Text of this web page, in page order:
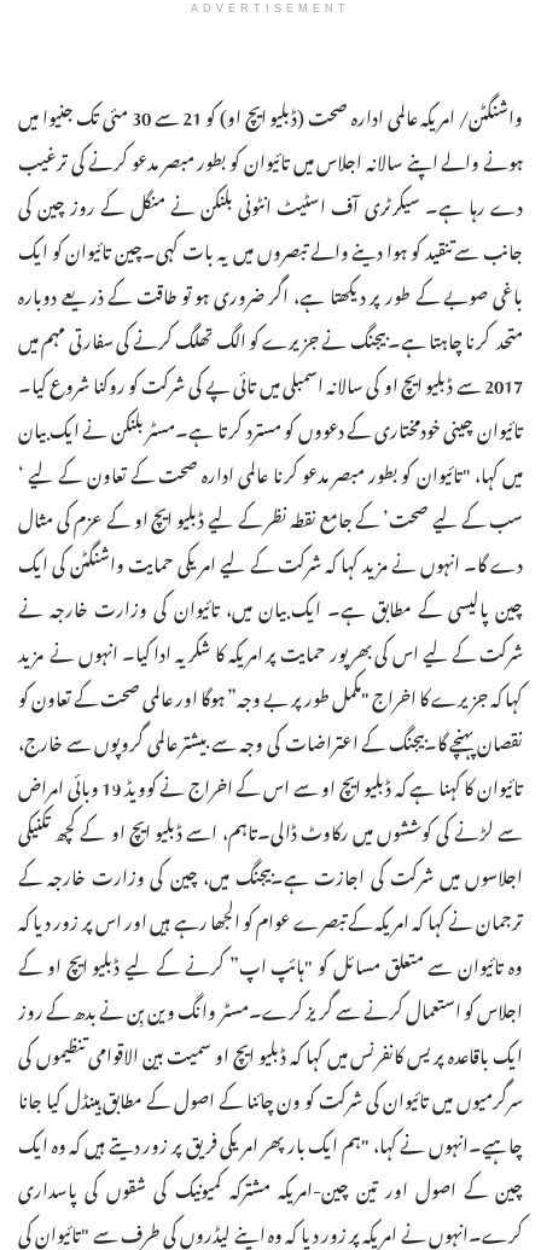
ADVERTISEMENT
واشنگٹن/ امریکہ عالمی ادارہ صحت (ڈبلیو ایچ او) کو 21 سے 30 مئی تک جنیوا میں
ہونے والے اپنے سالانہ اجلاس میں تائیوان کو بطور مبصر مدعو کرنے کی ترغیب
دے رہا ہے۔ سیکرٹری آف اسٹیٹ انٹونی بلنکن نے منگل کے روز چین کی
جانب سے تنقید کو ہوا دینے والے تبصروں میں یہ بات کہی۔چین تائیوان کو ایک
باغی صوبے کے طور پر دیکھتا ہے، اگر ضروری ہو تو طاقت کے ذریعے دوبارہ
متحد کرنا چاہتا ہے۔ بیجنگ نے جزیرے کو الگ تھلگ کرنے کی سفارتی مہم میں
2017 سے ڈبلیو ایچ او کی سالانہ اسمبلی میں تائی پے کی شرکت کو روکنا شروع کیا۔
تائیوان چینی خودمختاری کے دعووں کو مسترد کرتا ہے۔مسٹر بلنکن نے ایک بیان
میں کہا، "تائیوان کو بطور مبصر مدعو کرنا عالمی ادارہ صحت کے تعاون کے لیے ‘
سب کے لیے صحت’ کے جامع نقطہ نظر کے لیے ڈبلیو ایچ او کے عزم کی مثال
دے گا۔ انہوں نے مزید کہا کہ شرکت کے لیے امریکی حمایت واشنگٹن کی ایک
چین پالیسی کے مطابق ہے۔ ایک بیان میں، تائیوان کی وزارت خارجہ نے
شرکت کے لیے اس کی بھرپور حمایت پر امریکہ کا شکریہ ادا کیا۔ انہوں نے مزید
کہا کہ جزیرے کا اخراج "مکمل طور پر بے وجہ” ہوگا اور عالمی صحت کے تعاون کو
نقصان پہنچے گا۔بیجنگ کے اعتراضات کی وجہ سے بیشتر عالمی گروپوں سے خارج،
تائیوان کا کہنا ہے کہ ڈبلیو ایچ او سے اس کے اخراج نے کوویڈ 19 وبائی امراض
سے لڑنے کی کوششوں میں رکاوٹ ڈالی۔تاہم، اسے ڈبلیو ایچ او کے کچھ تکنیکی
اجلاسوں میں شرکت کی اجازت ہے۔بیجنگ میں، چین کی وزارت خارجہ کے
ترجمان نے کہا کہ امریکہ کے تبصرے عوام کو الجھا رہے ہیں اور اس پر زور دیا کہ
وہ تائیوان سے متعلق مسائل کو "ہائپ اپ” کرنے کے لیے ڈبلیو ایچ او کے
اجلاس کو استعمال کرنے سے گریز کرے۔مسٹر وانگ وین بِن نے بدھ کے روز
ایک باقاعدہ پریس کانفرنس میں کہا کہ ڈبلیو ایچ او سمیت بین الاقوامی تنظیموں کی
سرگرمیوں میں تائیوان کی شرکت کو ون چائنا کے اصول کے مطابق ہینڈل کیا جانا
چاہیے۔انہوں نے کہا، "ہم ایک بار پھر امریکی فریق پر زور دیتے ہیں کہ وہ ایک
چین کے اصول اور تین چین-امریکہ مشترکہ کمیونیک کی شقوں کی پاسداری
کرے۔انہوں نے امریکہ پر زور دیا کہ وہ اپنے لیڈروں کی طرف سے "تائیوان کی